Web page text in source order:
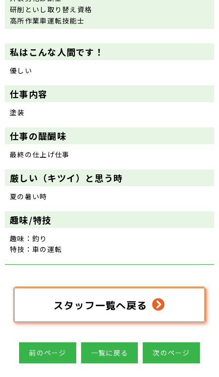
研削といし取り替え資格
高所作業車運転技能士
私はこんな人間です！
優しい
仕事内容
塗装
仕事の醍醐味
最終の仕上げ仕事
厳しい（キツイ）と思う時
夏の暑い時
趣味/特技
趣味：釣り
特技：車の運転
スタッフ一覧へ戻る
前のページ 一覧に戻る 次のページ